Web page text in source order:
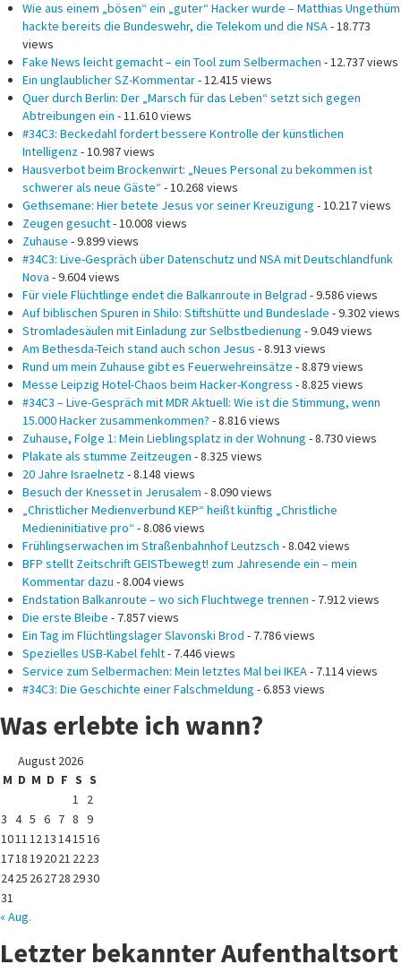
Wie aus einem „bösen“ ein „guter“ Hacker wurde – Matthias Ungethüm
hackte bereits die Bundeswehr, die Telekom und die NSA- 18.773
views
Fake News leicht gemacht – ein Tool zum Selbermachen - 12.737 views
Ein unglaublicher SZ-Kommentar- 12.415 views
Quer durch Berlin: Der „Marsch für das Leben“ setzt sich gegen
Abtreibungen ein - 11.610 views
#34C3: Beckedahl fordert bessere Kontrolle der künstlichen
Intelligenz- 10.987 views
Hausverbot beim Brockenwirt: „Neues Personal zu bekommen ist
schwerer als neue Gäste“- 10.268 views
Gethsemane: Hier betete Jesus vor seiner Kreuzigung - 10.217 views
Zeugen gesucht- 10.008 views
Zuhause - 9.899 views
#34C3: Live-Gespräch über Datenschutz und NSA mit Deutschlandfunk
Nova - 9.604 views
Für viele Flüchtlinge endet die Balkanroute in Belgrad - 9.586 views
Auf biblischen Spuren in Shilo: Stiftshütte und Bundeslade - 9.302 views
Stromladesäulen mit Einladung zur Selbstbedienung - 9.049 views
Am Bethesda-Teich stand auch schon Jesus - 8.913 views
Rund um mein Zuhause gibt es Feuerwehreinsätze - 8.879 views
Messe Leipzig Hotel-Chaos beim Hacker-Kongress - 8.825 views
#34C3 – Live-Gespräch mit MDR Aktuell: Wie ist die Stimmung, wenn
15.000 Hacker zusammenkommen? - 8.816 views
Zuhause, Folge 1: Mein Lieblingsplatz in der Wohnung - 8.730 views
Plakate als stumme Zeitzeugen - 8.325 views
20 Jahre Israelnetz- 8.148 views
Besuch der Knesset in Jerusalem - 8.090 views
„Christlicher Medienverbund KEP“ heißt künftig „Christliche
Medieninitiative pro“- 8.086 views
Frühlingserwachen im Straßenbahnhof Leutzsch - 8.042 views
BFP stellt Zeitschrift GEISTbewegt! zum Jahresende ein – mein
Kommentar dazu - 8.004 views
Endstation Balkanroute – wo sich Fluchtwege trennen - 7.912 views
Die erste Bleibe - 7.857 views
Ein Tag im Flüchtlingslager Slavonski Brod - 7.786 views
Spezielles USB-Kabel fehlt- 7.446 views
Service zum Selbermachen: Mein letztes Mal bei IKEA- 7.114 views
#34C3: Die Geschichte einer Falschmeldung - 6.853 views
Was erlebte ich wann?
August 2026
M D M D F S S
1
2
3 4 5 6 7 8 9
10111213141516
1718192021 2223
2425 262728 2930
31
« Aug.
Letzter bekannter Aufenthaltsort